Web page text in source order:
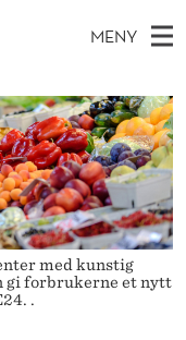
MENY
med kunstig
gi forbrukerne et nytt
.